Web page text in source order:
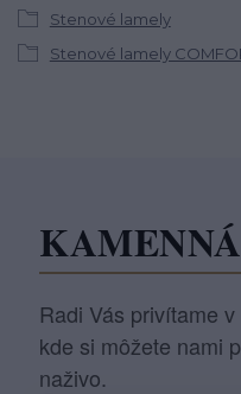
Stenové lamely
Stenové lamely
Radi Vás privítame
kde si môžete nami
naživo.